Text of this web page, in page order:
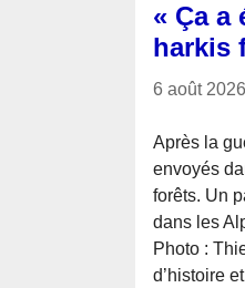
« Ça a
harkis
6 août
Après la
envoyés
forêts. Un
dans les
Photo :
d’histoire